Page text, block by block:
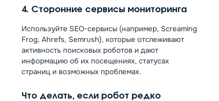
4. Сторонние сервисы мониторинга
Используйте SEO-сервисы (например, Screaming
Frog, Ahrefs, Semrush), которые отслеживают
активность поисковых роботов и дают
информацию об их посещениях, статусах
страниц и возможных проблемах.
Что делать, если робот редко